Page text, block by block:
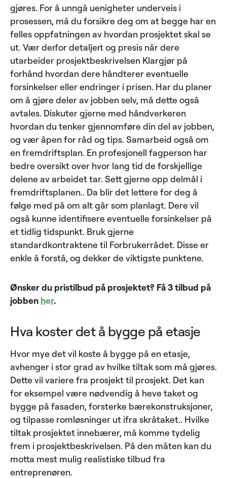
gjøres. For å unngå uenigheter underveis i
prosessen, må du forsikre deg om at begge har en
felles oppfatningen av hvordan prosjektet skal se
ut. Vær derfor detaljert og presis når dere
utarbeider prosjektbeskrivelsen Klargjør på
forhånd hvordan dere håndterer eventuelle
forsinkelser eller endringer i prisen. Har du planer
om å gjøre deler av jobben selv, må dette også
avtales. Diskuter gjerne med håndverkeren
hvordan du tenker gjennomføre din del av jobben,
og vær åpen for råd og tips. Samarbeid også om
en fremdriftsplan. En profesjonell fagperson har
bedre oversikt over hvor lang tid de forskjellige
delene av arbeidet tar. Sett gjerne opp delmål i
fremdriftsplanen.. Da blir det lettere for deg å
følge med på om alt går som planlagt. Dere vil
også kunne identifisere eventuelle forsinkelser på
et tidlig tidspunkt. Bruk gjerne
standardkontraktene til Forbrukerrådet. Disse er
enkle å forstå, og dekker de viktigste punktene.
Ønsker du pristilbud på prosjektet? Få 3 tilbud på
jobben her.
Hva koster det å bygge på etasje
Hvor mye det vil koste å bygge på en etasje,
avhenger i stor grad av hvilke tiltak som må gjøres.
Dette vil variere fra prosjekt til prosjekt. Det kan
for eksempel være nødvendig å heve taket og
bygge på fasaden, forsterke bærekonstruksjoner,
og tilpasse romløsninger ut ifra skråtaket.. Hvilke
tiltak prosjektet innebærer, må komme tydelig
frem i prosjektbeskrivelsen. På den måten kan du
motta mest mulig realistiske tilbud fra
entreprenøren.